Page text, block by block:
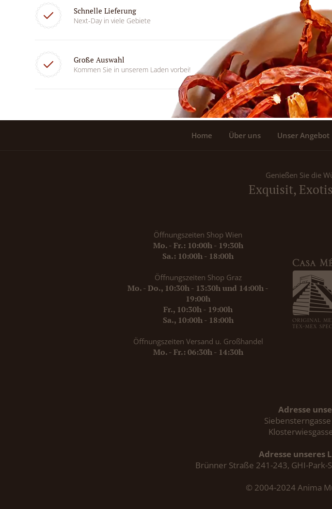
Schnelle Lieferung
Next-Day in viele Gebiete
Große Auswahl
Kommen Sie in unserem Laden vorbei!
Home Über uns Unser Angebot
Genießen Sie die
Exquisit,
Öffnungszeiten Shop Wien
Mo. - Fr.: 10:00h - 19:30h
Sa.: 10:00h - 18:00h
Öffnungszeiten Shop Graz
Mo. - Do., 10:30h - 13:30h und 14:00h -
19:00h
Fr., 10:30h - 19:00h
Sa., 10:00h - 18:00h
Öffnungszeiten Versand u. Großhandel
Mo. - Fr.: 06:30h - 14:30h
Adresse
Adresse unseres
Brünner Straße 241-243, GHI-
© 2004-2024 Anima